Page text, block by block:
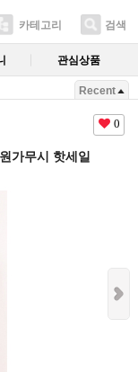
카테고리 검색
관심상품
Recent
0
가무시 핫세일